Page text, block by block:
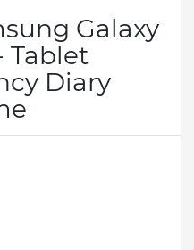
Galaxy
Tablet
Diary